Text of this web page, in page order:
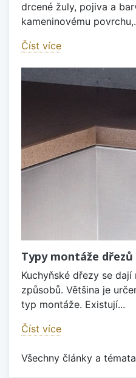
drcené žuly, pojiva a
kameninovému
Číst více
Typy montáže dřezů
Kuchyňské dřezy se
způsobů. Většina je
typ montáže. Existují...
Číst více
Všechny články a